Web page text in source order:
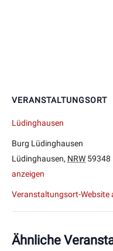
VERANSTALTUNGSORT
Lüdinghausen
Burg Lüdinghausen
Lüdinghausen, NRW 59348
anzeigen
Veranstaltungsort-Website
Ähnliche